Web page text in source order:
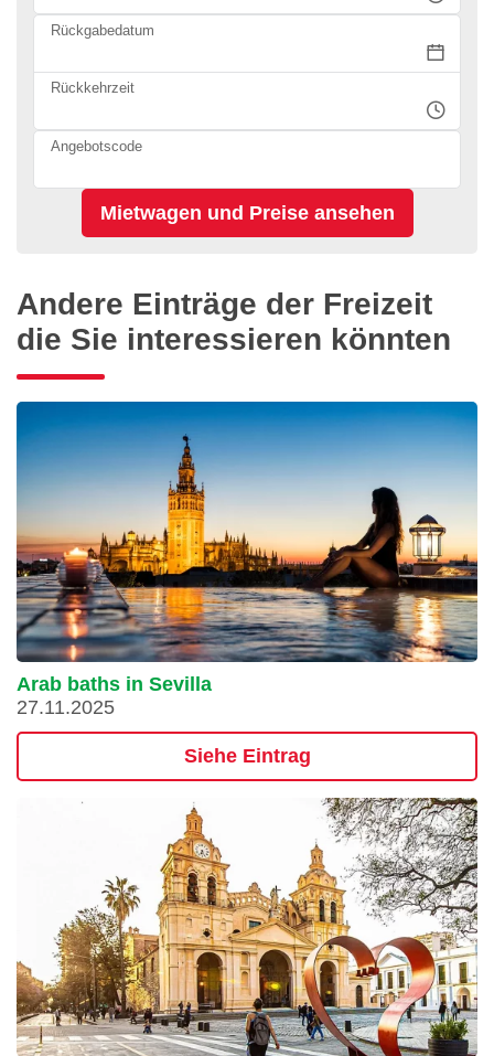
Rückgabedatum
Rückkehrzeit
Angebotscode
Andere Einträge der Freizeit
die Sie interessieren könnten
Arab baths in Sevilla
27.11.2025
Siehe Eintrag